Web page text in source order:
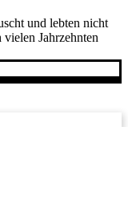
und lebten nicht
Jahrzehnten